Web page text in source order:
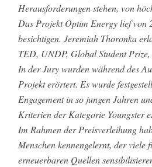
Herausforderungen stehen, von
Das Projekt Optim Energy lief von
besichtigen. Jeremiah Thoronka
TED, UNDP, Global Student
In der Jury wurden während des
Projekt erörtert. Es wurde
Engagement in so jungen Jahren
Kriterien der Kategorie Youngster
Im Rahmen der Preisverleihung
Menschen kennengelernt, der
erneuerbaren Quellen